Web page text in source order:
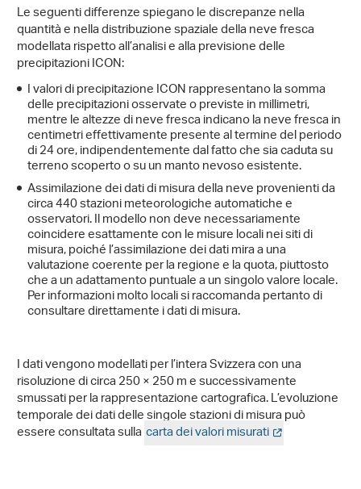
Le seguenti differenze spiegano le discrepanze nella
quantità e nella distribuzione spaziale della neve fresca
modellata rispetto all’analisi e alla previsione delle
precipitazioni ICON:
I valori di precipitazione ICON rappresentano la somma
delle precipitazioni osservate o previste in millimetri,
mentre le altezze di neve fresca indicano la neve fresca in
centimetri effettivamente presente al termine del periodo
di 24 ore, indipendentemente dal fatto che sia caduta su
terreno scoperto o su un manto nevoso esistente.
Assimilazione dei dati di misura della neve provenienti da
circa 440 stazioni meteorologiche automatiche e
osservatori. Il modello non deve necessariamente
coincidere esattamente con le misure locali nei siti di
misura, poiché l’assimilazione dei dati mira a una
valutazione coerente per la regione e la quota, piuttosto
che a un adattamento puntuale a un singolo valore locale.
Per informazioni molto locali si raccomanda pertanto di
consultare direttamente i dati di misura.
I dati vengono modellati per l’intera Svizzera con una
risoluzione di circa 250 × 250 m e successivamente
smussati per la rappresentazione cartografica. L’evoluzione
temporale dei dati delle singole stazioni di misura può
essere consultata sullacarta dei valori misurati